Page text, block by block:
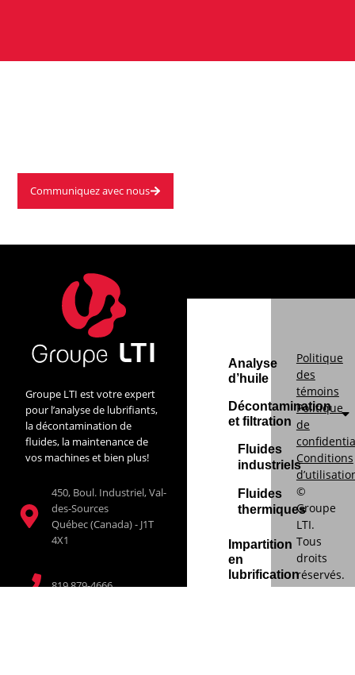
Communiquez avec nous
Groupe LTI est votre expert
pour l’analyse de lubrifiants,
la décontamination de
fluides, la maintenance de
vos machines et bien plus!
450, Boul. Industriel, Val-
des-Sources
Québec (Canada) - J1T
4X1
819 879-4666
Analyse
d’huile
Décontamination
et filtration
Fluides
industriels
Fluides
thermiques
Impartition
en
lubrification
Politique
des
témoins
Politique
de
Conditions
©
Groupe
LTI.
Tous
droits
réservés.